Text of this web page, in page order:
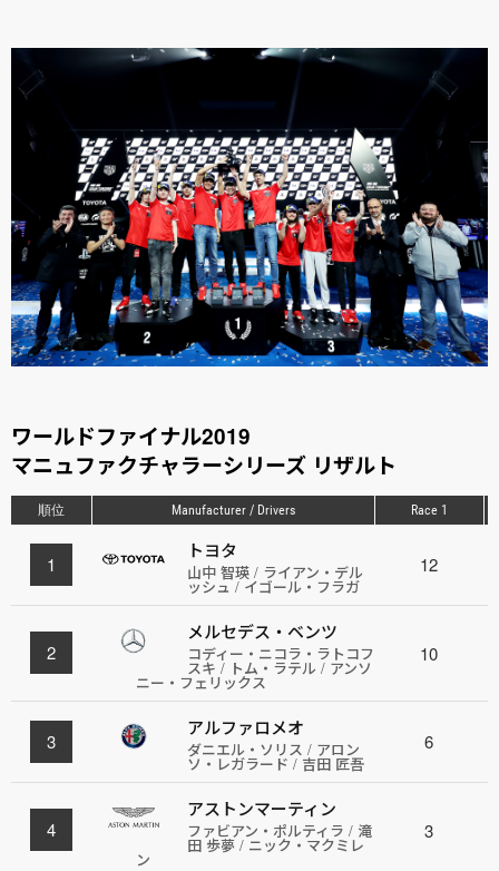
ワールドファイナル2019
マニュファクチャラーシリーズ リザルト
順位 Manufacturer / Drivers Race 1
1
トヨタ
山中 智瑛 / ライアン・デル
ッシュ / イゴール・フラガ
12
2
メルセデス・ベンツ
コディー・ニコラ・ラトコフ
スキ / トム・ラテル / アンソ
ニー・フェリックス
10
3
アルファロメオ
ダニエル・ソリス / アロン
ソ・レガラード / 吉田 匠吾
6
4
アストンマーティン
ファビアン・ポルティラ / 滝
田 歩夢 / ニック・マクミレ
ン
3